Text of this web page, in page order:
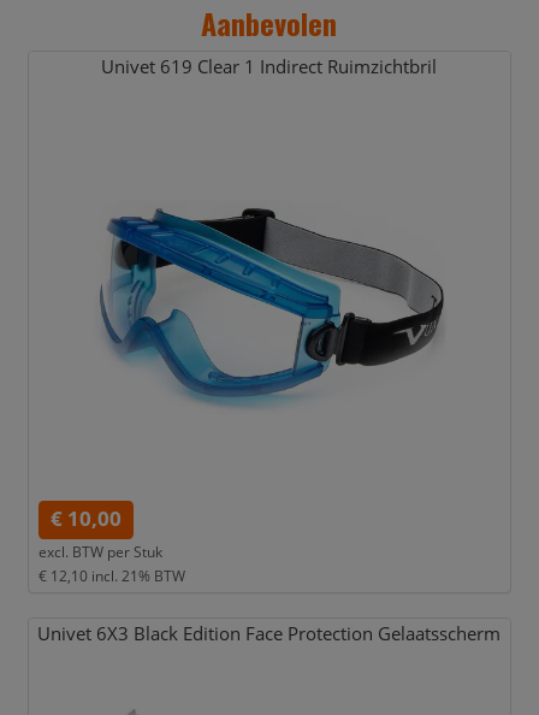
Aanbevolen
Univet 619 Clear 1 Indirect Ruimzichtbril
€ 10,00
excl. BTW per Stuk
€ 12,10 incl. 21% BTW
Univet 6X3 Black Edition Face Protection Gelaatsscherm